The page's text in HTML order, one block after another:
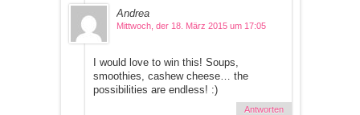
Andrea
Mittwoch, der 18. März 2015 um 17:05
I would love to win this! Soups,
smoothies, cashew cheese… the
possibilities are endless! :)
Antworten